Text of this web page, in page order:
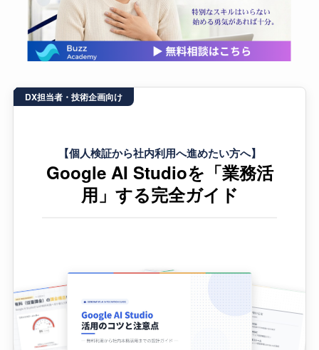
DX担当者・技術企画向け
【個人検証から社内利用へ進めたい方へ】
Google AI Studioを「業務活
用」する完全ガイド